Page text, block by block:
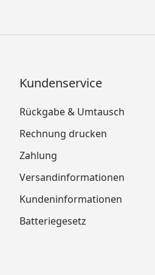
Kundenservice
Rückgabe & Umtausch
Rechnung drucken
Zahlung
Versandinformationen
Kundeninformationen
Batteriegesetz